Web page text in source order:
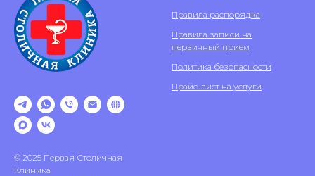
© 2025 Первая Столичная
Клиника
Правила распорядка
Правила записи на
первичный прием
Политика безопасности
Прайс-лист на услуги